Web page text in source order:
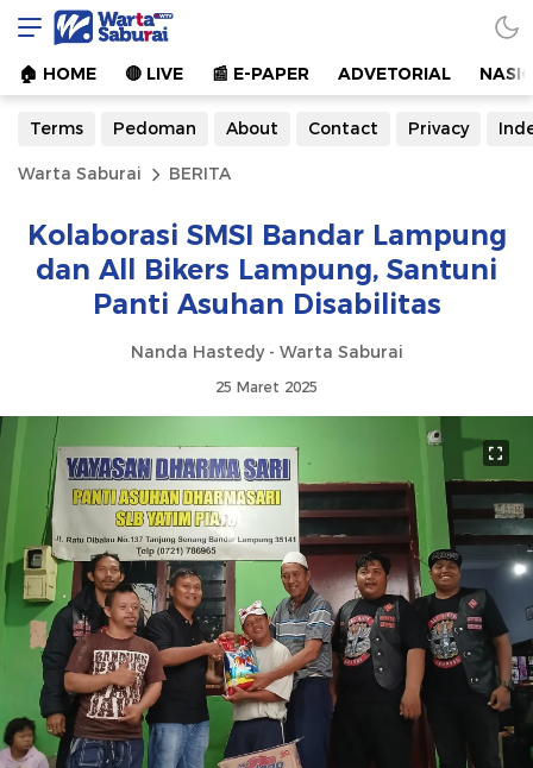
Warta Saburai
Sumber Informasi Terkini
🏠︎ HOME 🔴 LIVE 📰 E-PAPER ADVETORIAL
Terms Pedoman About Contact Privacy
Warta Saburai BERITA
Kolaborasi SMSI Bandar Lampung
dan All Bikers Lampung, Santuni
Panti Asuhan Disabilitas
Nanda Hastedy - Warta Saburai
25 Maret 2025